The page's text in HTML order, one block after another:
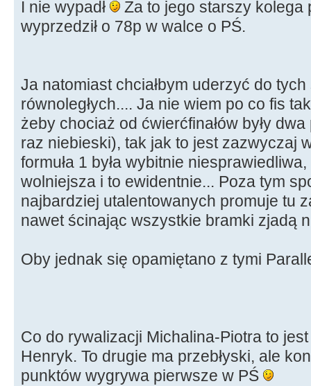
I nie wypadł
Za to jego starszy kolega
wyprzedził o 78p w walce o PŚ.
Ja natomiast chciałbym uderzyć do
równoległych.... Ja nie wiem po co fis
żeby chociaż od ćwierćfinałów były
raz niebieski), tak jak to jest zazwyczaj
formuła 1 była wybitnie
wolniejsza i to ewidentnie... Poza tym
najbardziej utalentowanych promuje tu
nawet ścinając wszystkie bramki zjadą
Oby jednak się opamiętano z tymi
Co do rywalizacji Michalina-Piotra to
Henryk. To drugie ma przebłyski, ale
punktów wygrywa pierwsze w PŚ